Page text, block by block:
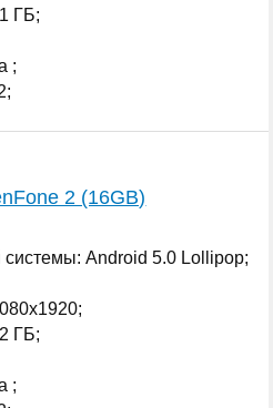
ГБ;
;
2 (16GB)
Android 5.0 Lollipop;
ГБ;
;